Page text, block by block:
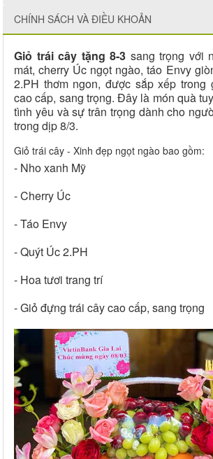
CHÍNH SÁCH VÀ ĐIỀU KHOẢN
Giỏ trái cây tặng 8-3 sang trọng với
mát, cherry Úc ngọt ngào, táo Envy
2.PH thơm ngon, được sắp xếp trong
cao cấp, sang trọng. Đây là món quà
tình yêu và sự trân trọng dành cho
trong dịp 8/3.
Giỏ trái cây - Xinh đẹp ngọt ngào bao gồm:
- Nho xanh Mỹ
- Cherry Úc
- Táo Envy
- Quýt Úc 2.PH
- Hoa tươi trang trí
- Giỏ đựng trái cây cao cấp, sang trọng